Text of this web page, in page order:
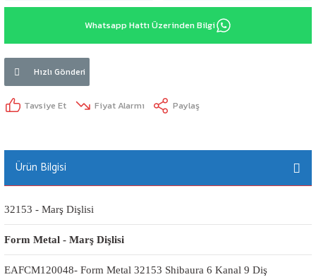
Whatsapp Hattı Üzerinden Bilgi
Hızlı Gönderi
Tavsiye Et Fiyat Alarmı Paylaş
Ürün Bilgisi
32153 - Marş Dişlisi
Form Metal - Marş Dişlisi
EAFCM120048- Form Metal 32153 Shibaura 6 Kanal 9 Diş